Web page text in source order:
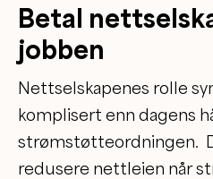
Betal
jobben
Nettselskapenes rolle
komplisert enn dagens
strømstøtteordningen.
redusere nettleien når